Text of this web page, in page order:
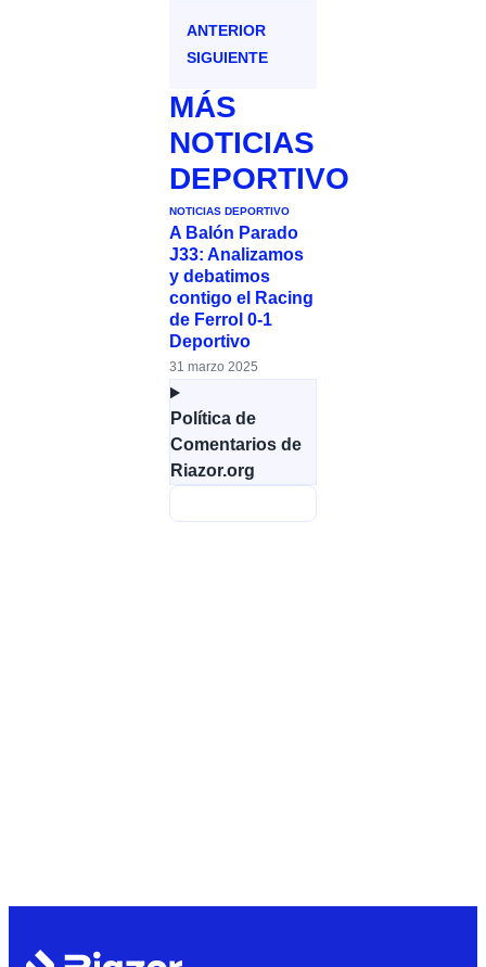
ANTERIOR
SIGUIENTE
MÁS
NOTICIAS
DEPORTIVO
NOTICIAS DEPORTIVO
A Balón Parado
J33: Analizamos
y debatimos
contigo el Racing
de Ferrol 0-1
Deportivo
31 marzo 2025
Política de
Comentarios de
Riazor.org